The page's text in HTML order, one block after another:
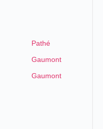
Pathé
Gaumont
Gaumont